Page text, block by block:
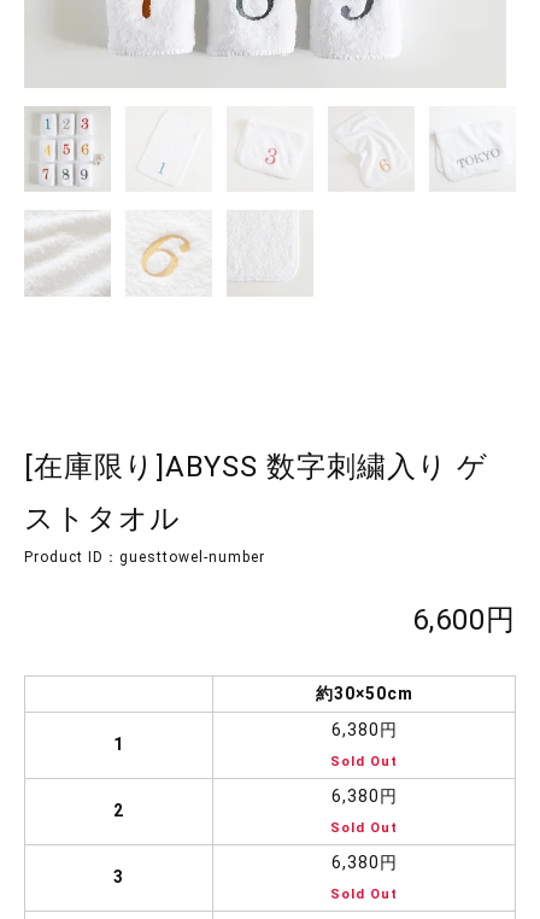
[在庫限り]ABYSS 数字刺繍入り ゲ
ストタオル
Product ID：guesttowel-number
6,600円
約30×50cm
1
6,380円
Sold Out
2
6,380円
Sold Out
3
6,380円
Sold Out